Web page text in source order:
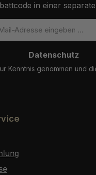
in einer
Datenschutz
Kenntnis genommen und